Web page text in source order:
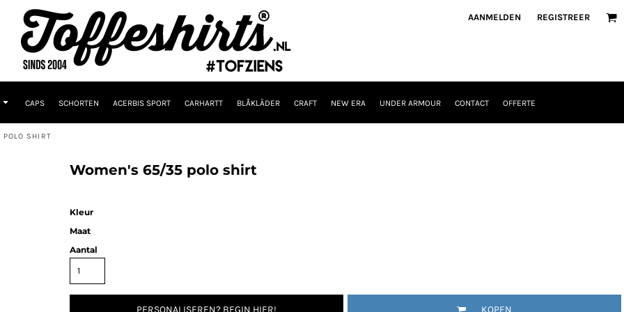
AANMELDEN REGISTREER
CAPS SCHORTEN ACERBIS SPORT CARHARTT BLÅKLÄDER CRAFT NEW ERA UNDER ARMOUR CONTACT OFFERTE
SHIRT
Women's 65/35 polo shirt
Kleur
Maat
Aantal
PERSONALISEREN? BEGIN HIER! KOPEN